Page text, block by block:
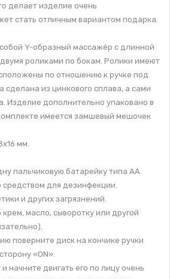
делает изделие очень
стать отличным вариантом подарка.
Y-образный массажёр с длинной
роликами по бокам. Ролики имеют
по отношению к ручке под
сделана из цинкового сплава, а сами
Изделие дополнительно упаковано в
имеется замшевый мешочек
мм.
пальчиковую батарейку типа АА.
для дезинфекции.
и других загрязнений.
масло, сыворотку или другой
поверните диск на кончике ручки
«ON».
начните двигать его по лицу очень